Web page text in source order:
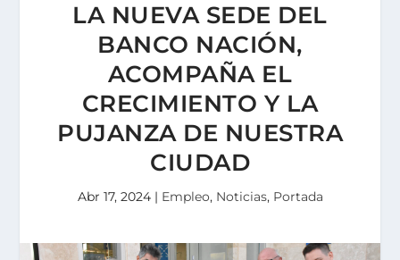
LA NUEVA SEDE DEL
BANCO NACIÓN,
ACOMPAÑA EL
CRECIMIENTO Y LA
PUJANZA DE NUESTRA
CIUDAD
Abr 17, 2024| Empleo, Noticias, Portada